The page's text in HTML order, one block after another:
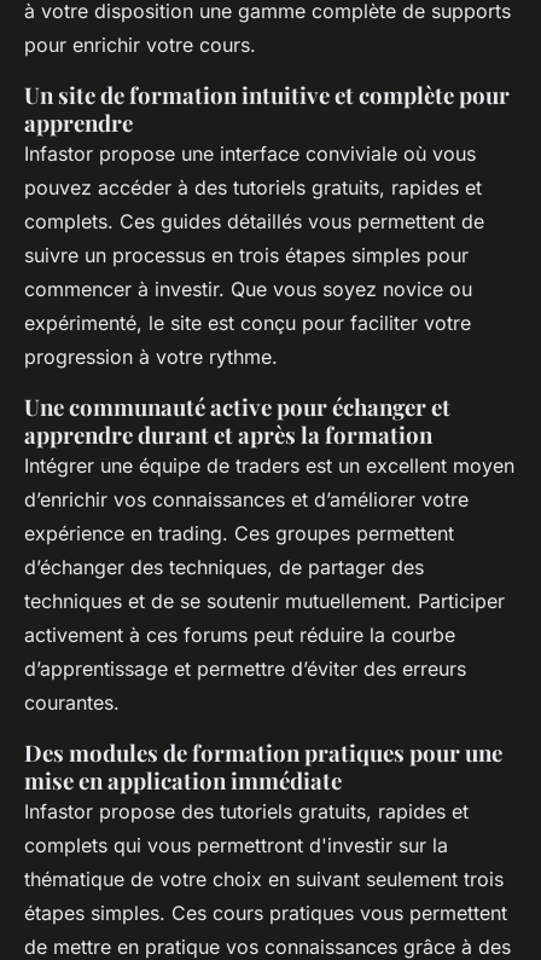
à votre disposition une gamme complète de supports
pour enrichir votre cours.​
Un site de formation intuitive et complète pour
apprendre
Infastor propose une interface conviviale où vous
pouvez accéder à des tutoriels gratuits, rapides et
complets. Ces guides détaillés vous permettent de
suivre un processus en trois étapes simples pour
commencer à investir. Que vous soyez novice ou
expérimenté, le site est conçu pour faciliter votre
progression à votre rythme.
Une communauté active pour échanger et
apprendre durant et après la formation
Intégrer une équipe de traders est un excellent moyen
d’enrichir vos connaissances et d’améliorer votre
expérience en trading. Ces groupes permettent
d’échanger des techniques, de partager des
techniques et de se soutenir mutuellement. Participer
activement à ces forums peut réduire la courbe
d’apprentissage et permettre d’éviter des erreurs
courantes. ​
Des modules de formation pratiques pour une
mise en application immédiate
Infastor propose des tutoriels gratuits, rapides et
complets qui vous permettront d'investir sur la
thématique de votre choix en suivant seulement trois
étapes simples. Ces cours pratiques vous permettent
de mettre en pratique vos connaissances grâce à des